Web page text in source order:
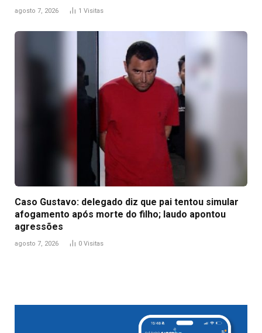
agosto 7, 2026 1 Visitas
Caso Gustavo: delegado diz que pai tentou simular
afogamento após morte do filho; laudo apontou
agressões
agosto 7, 2026 0 Visitas